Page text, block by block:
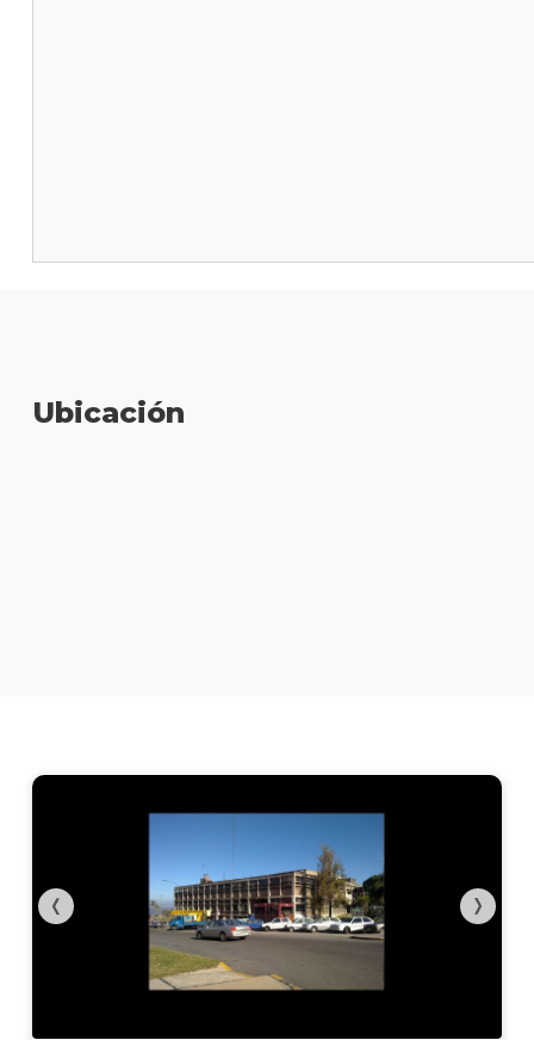
Ubicación